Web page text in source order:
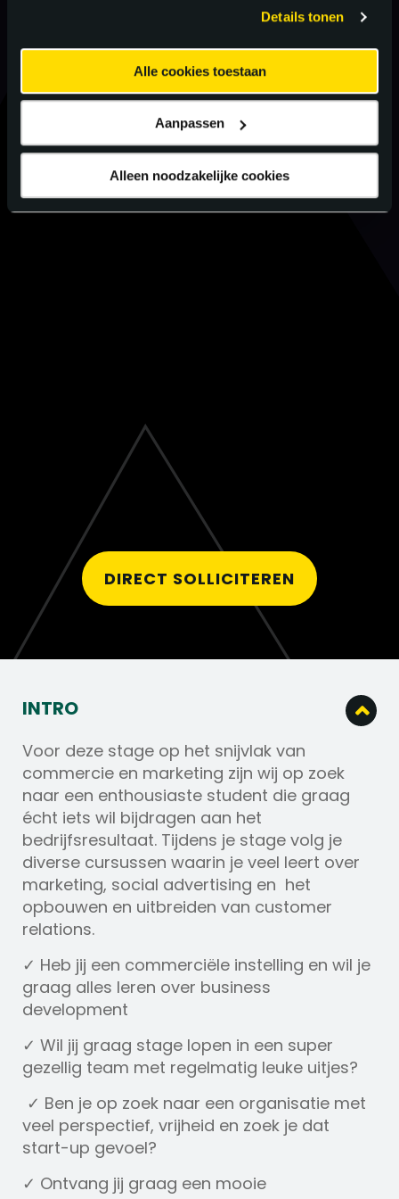
Details tonen
Alle cookies toestaan
Aanpassen
Alleen noodzakelijke cookies
DIRECT SOLLICITEREN
INTRO
Voor deze stage op het snijvlak van
commercie en marketing zijn wij op zoek
naar een enthousiaste student die graag
écht iets wil bijdragen aan het
bedrijfsresultaat. Tijdens je stage volg je
diverse cursussen waarin je veel leert over
marketing, social advertising en het
opbouwen en uitbreiden van customer
relations.
✓ Heb jij een commerciële instelling en wil je
graag alles leren over business
development
✓ Wil jij graag stage lopen in een super
gezellig team met regelmatig leuke uitjes?
✓ Ben je op zoek naar een organisatie met
veel perspectief, vrijheid en zoek je dat
start-up gevoel?
✓ Ontvang jij graag een mooie